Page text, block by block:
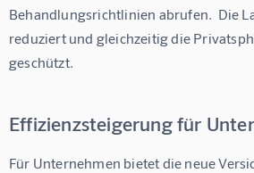
Behandlungsrichtlinien abrufen.  Die
reduziert und gleichzeitig die
geschützt.
Effizienzsteigerung für
Für Unternehmen bietet die neue